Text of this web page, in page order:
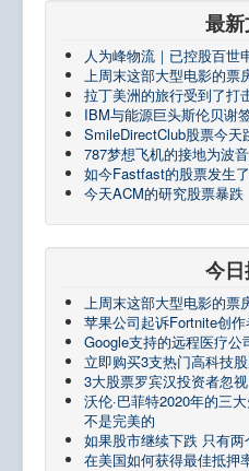
最
人为峰物流｜已控股百世
上周末这部大型电影的票
拉丁美洲的旅行受到了打
IBM与能源巨头斯伦贝谢
SmileDirectClub股票今天
787梦想飞机的接地为波
如今Fastfast的股票发生
今天ACM的研究股票暴跌
今
上周末这部大型电影的票
苹果公司起诉Fortnite创
Google支持的远程医疗
立即购买3支热门高科技
3大股票罗宾汉投资者忽视
沃伦·巴菲特2020年的三
不是完美的
如果股市继续下跌 只有两
在美国如何获得最佳抵押